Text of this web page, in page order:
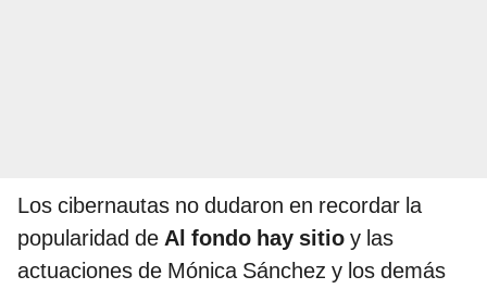
Los cibernautas no dudaron en recordar la
popularidad de Al fondo hay sitio y las
actuaciones de Mónica Sánchez y los demás